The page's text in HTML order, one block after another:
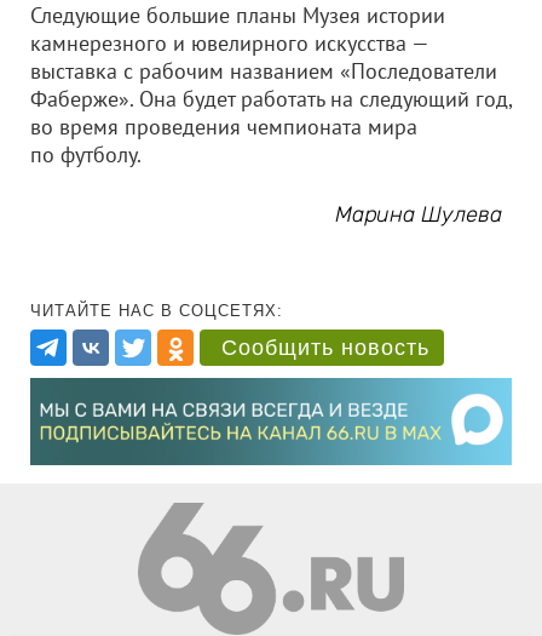
Следующие большие планы Музея истории
камнерезного и ювелирного искусства —
выставка с рабочим названием «Последователи
Фаберже». Она будет работать на следующий год,
во время проведения чемпионата мира
по футболу.
Марина Шулева
ЧИТАЙТЕ НАС В СОЦСЕТЯХ:
Сообщить новость